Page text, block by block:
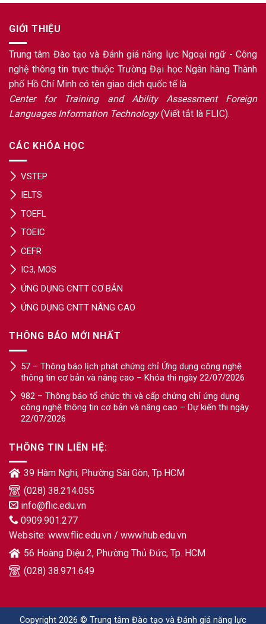
GIỚI THIỆU
Trung tâm Đào tạo và Đánh giá năng lực Ngoại ngữ - Công
nghệ thông tin trực thuộc Trường Đại học Ngân hàng Thành
phố Hồ Chí Minh có tên giao dịch quốc tế là
Center for Training and Ability Assessment Foreign
Languages Information Technology(Viết tắt là FLIC).
CÁC KHÓA HỌC
VSTEP
ỨNG DỤNG CNTT CƠ BẢN
ỨNG DỤNG CNTT NÂNG CAO
IC3, MOS
IELTS
TOEFL
TOEIC
CEFR
THÔNG BÁO MỚI NHẤT
57 – Thông báo lịch phát chứng chỉ Ứng dụng công nghệ
thông tin cơ bản và nâng cao – Khóa thi ngày 22/07/2026
982 – Thông báo tổ chức thi và cấp chứng chỉ ứng dụng
công nghệ thông tin cơ bản và nâng cao – Dự kiến thi ngày
22/07/2026
THÔNG TIN LIÊN HỆ:
39 Hàm Nghi, Phường Sài Gòn, Tp.HCM
(028) 38.214.055
info@flic.edu.vn
0909.901.277
Website: www.flic.edu.vn / www.hub.edu.vn
56 Hoàng Diệu 2, Phường Thủ Đức, Tp. HCM
(028) 38.971.649
Copyright 2026 © Trung tâm Đào tạo và Đánh giá năng lực